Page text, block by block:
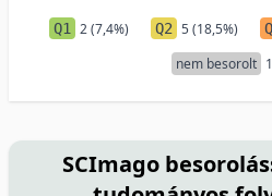
Q1 2 (7,4%) Q2 5 (18,5%)
nem besorolt
SCImago